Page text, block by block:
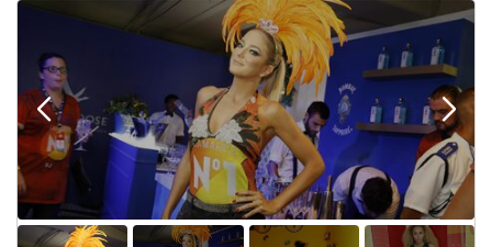
Opens in new window